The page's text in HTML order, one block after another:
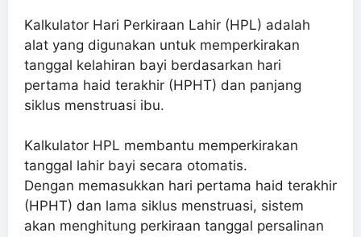
Kalkulator Hari Perkiraan Lahir (HPL) adalah
alat yang digunakan untuk memperkirakan
tanggal kelahiran bayi berdasarkan hari
pertama haid terakhir (HPHT) dan panjang
siklus menstruasi ibu.
Kalkulator HPL membantu memperkirakan
tanggal lahir bayi secara otomatis.
Dengan memasukkan hari pertama haid terakhir
(HPHT) dan lama siklus menstruasi, sistem
akan menghitung perkiraan tanggal persalinan